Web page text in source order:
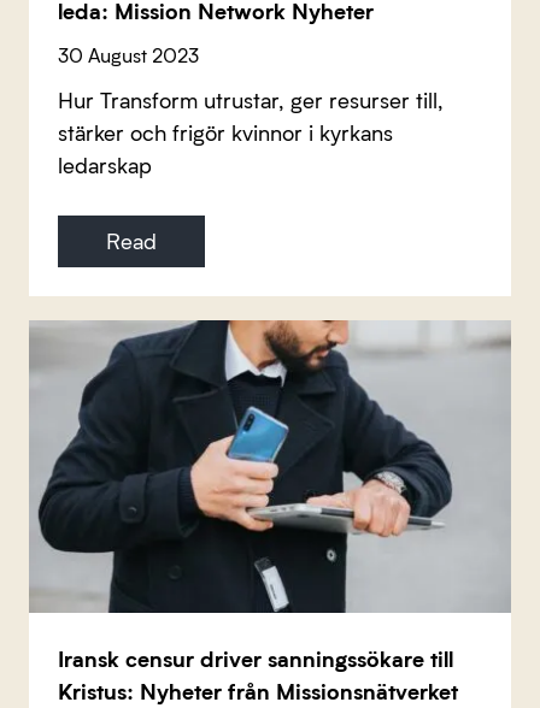
leda: Mission Network Nyheter
30 August 2023
Hur Transform utrustar, ger resurser till,
stärker och frigör kvinnor i kyrkans
ledarskap
Read
Iransk censur driver sanningssökare till
Kristus: Nyheter från Missionsnätverket